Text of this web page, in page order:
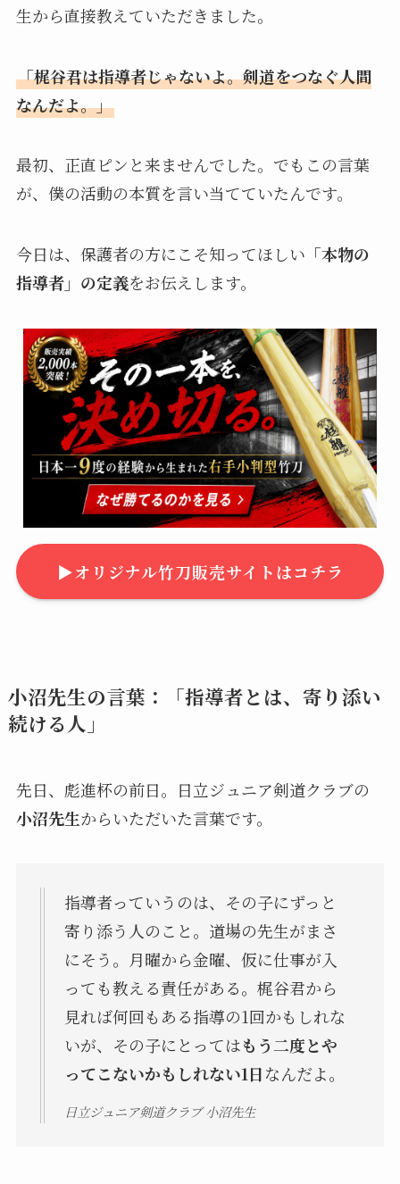
生から直接教えていただきました。
「梶谷君は指導者じゃないよ。剣道をつなぐ人間
なんだよ。」
最初、正直ピンと来ませんでした。でもこの言葉
が、僕の活動の本質を言い当てていたんです。
今日は、保護者の方にこそ知ってほしい 「本物の
指導者」の定義をお伝えします。
▶︎オリジナル竹刀販売サイトはコチラ
小沼先生の言葉：「指導者とは、寄り添い
続ける人」
先日、彪進杯の前日。日立ジュニア剣道クラブの
小沼先生からいただいた言葉です。
指導者っていうのは、その子にずっと
寄り添う人のこと。道場の先生がまさ
にそう。月曜から金曜、仮に仕事が入
っても教える責任がある。梶谷君から
見れば何回もある指導の1回かもしれな
いが、その子にとってはもう二度とや
ってこないかもしれない1日なんだよ。
日立ジュニア剣道クラブ 小沼先生